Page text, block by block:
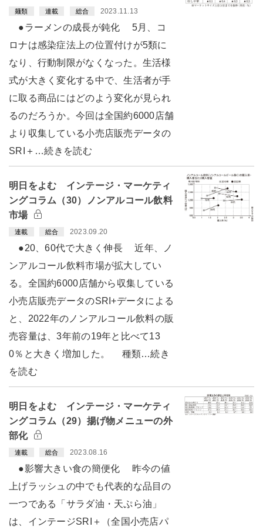
麺類 連載 総合 2023.11.13
●ラーメンの成長が鈍化 5月、コ
ロナは感染症法上の位置付けが5類に
なり、行動制限がなくなった。生活様
式が大きく変化する中で、生活者が手
に取る商品にはどのよう変化が見られ
るのだろうか。今回は全国約6000店舗
より収集している小売店販売データの
SRI＋…続きを読む
明日をよむ インテージ・マーケティ
ングコラム（30）ノンアルコール飲料
市場
連載 総合 2023.09.20
●20、60代で大きく伸長 近年、ノ
ンアルコール飲料市場が拡大してい
る。全国約6000店舗から収集している
小売店販売データのSRI+データによる
と、2022年のノンアルコール飲料の販
売容量は、3年前の19年と比べて13
0％と大きく増加した。 種類…続き
を読む
明日をよむ インテージ・マーケティ
ングコラム（29）揚げ物メニューの外
部化
連載 総合 2023.08.16
●影響大きい食の簡便化 昨今の値
上げラッシュの中でも代表的な品目の
一つである「サラダ油・天ぷら油」
は、インテージSRI＋（全国小売店パ